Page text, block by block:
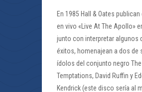
En 1985 Hall & Oates
en vivo «Live At The Apollo»
junto con interpretar algunos
éxitos, homenajean a dos de
ídolos del conjunto negro The
Temptations, David Ruffin y
Kendrick (este disco sería al